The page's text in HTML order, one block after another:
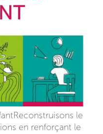
le
en renforçant le